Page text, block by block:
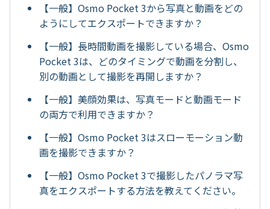
【一般】Osmo Pocket 3から写真と動画をどの
ようにしてエクスポートできますか？
【一般】長時間動画を撮影している場合、Osmo
Pocket 3は、どのタイミングで動画を分割し、
別の動画として撮影を再開しますか？
【一般】美顔効果は、写真モードと動画モード
の両方で利用できますか？
【一般】Osmo Pocket 3はスローモーション動
画を撮影できますか？
【一般】Osmo Pocket 3で撮影したパノラマ写
真をエクスポートする方法を教えてください。